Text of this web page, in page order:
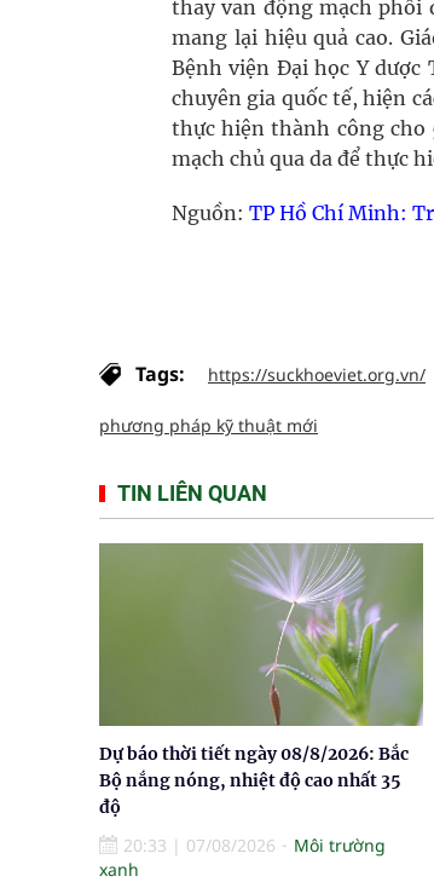
thay van động mạch phổi
mang lại hiệu quả cao.
Bệnh viện Đại học Y
chuyên gia quốc tế, hiện
thực hiện thành công cho
mạch chủ qua da để thực
Nguồn: TP Hồ Chí Minh:
Tags: https://suckhoeviet.org.vn/
phương pháp kỹ thuật mới
TIN LIÊN QUAN
Dự báo thời tiết ngày 08/8/2026: Bắc
Bộ nắng nóng, nhiệt độ cao nhất 35
độ
20:33 | 07/08/2026
Môi trường
xanh